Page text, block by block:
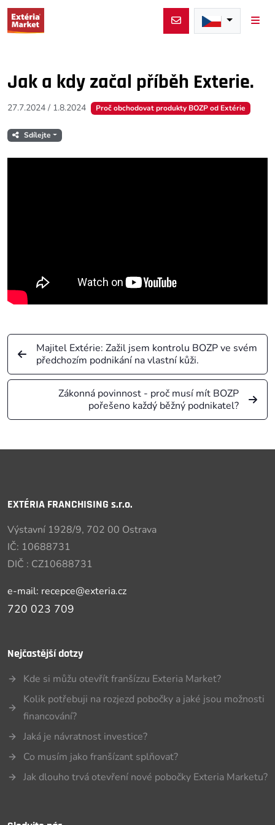
Jak a kdy začal příběh Exterie.
27.7.2024 / 1.8.2024 Proč obchodovat produkty BOZP od Extérie
Sdílejte
Majitel Extérie: Zažil jsem kontrolu BOZP ve svém
předchozím podnikání na vlastní kůži.
Zákonná povinnost - proč musí mít BOZP
pořešeno každý běžný podnikatel?
EXTÉRIA FRANCHISING s.r.o.
Výstavní 1928/9, 702 00 Ostrava
IČ: 10688731
DIČ : CZ10688731
e-mail: recepce@exteria.cz
720 023 709
Nejčastější dotzy
Kde si můžu otevřít franšízzu Exteria Market?
Kolik potřebuji na rozjezd pobočky a jaké jsou možnosti
financování?
Jaká je návratnost investice?
Co musím jako franšízant splňovat?
Jak dlouho trvá otevření nové pobočky Exteria Marketu?